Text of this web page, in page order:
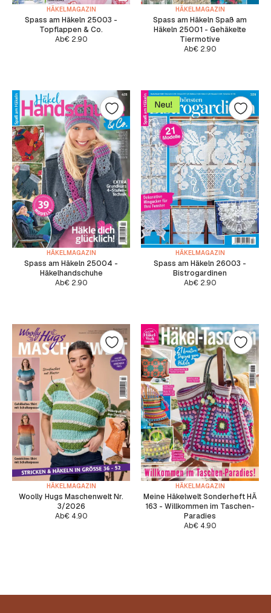
HÄKELMAGAZIN
Spass am Häkeln 25003 -
Topflappen & Co.
Ab€2.90
HÄKELMAGAZIN
Spass am Häkeln Spaß am
Häkeln 25001 - Gehäkelte
Tiermotive
Ab€2.90
HÄKELMAGAZIN
Spass am Häkeln 25004 -
Häkelhandschuhe
Ab€2.90
HÄKELMAGAZIN
Spass am Häkeln 26003 -
Bistrogardinen
Ab€2.90
HÄKELMAGAZIN
Woolly Hugs Maschenwelt Nr.
3/2026
Ab€4.90
HÄKELMAGAZIN
Meine Häkelwelt Sonderheft HÄ
163 - Willkommen im Taschen-
Paradies
Ab€4.90